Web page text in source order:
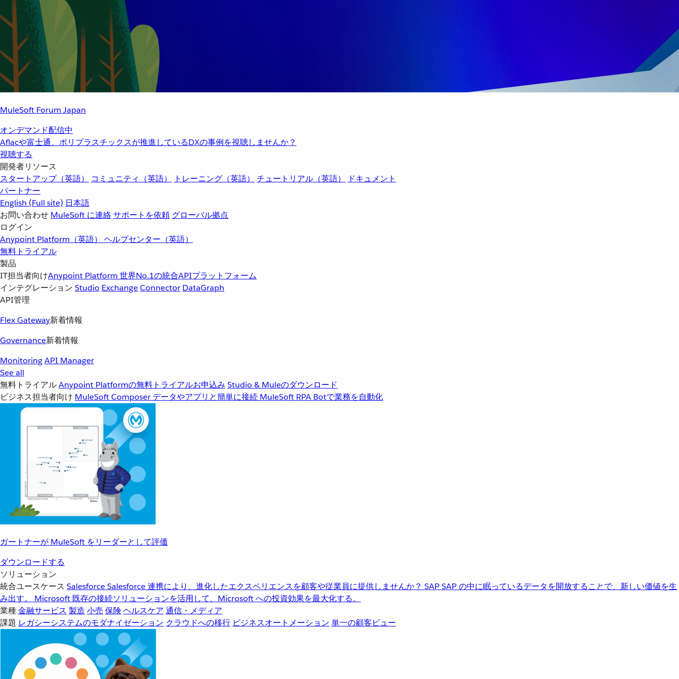
MuleSoft Forum Japan
オンデマンド配信中
Aflacや富士通、ポリプラスチックスが推進しているDXの事例を視聴しませんか？
視聴する
開発者リソース
スタートアップ（英語）
コミュニティ（英語） トレーニング（英語） チュートリアル（英語）
ドキュメント
パートナー
English (Full site) 日本語
お問い合わせ MuleSoft に連絡サポートを依頼 グローバル拠点
ログイン
Anypoint Platform（英語） ヘルプセンター（英語）
無料トライアル
製品
IT担当者向けAnypoint Platform 世界No.1の統合APIプラットフォーム
インテグレーション Studio ExchangeConnector DataGraph
API管理
Flex Gateway新着情報
Governance新着情報
MonitoringAPI Manager
See all
無料トライアルAnypoint Platformの無料トライアルお申込み Studio & Muleのダウンロード
ビジネス担当者向け MuleSoft Composer データやアプリと簡単に接続 MuleSoft RPA Botで業務を自動化
ガートナーが MuleSoft をリーダーとして評価
ダウンロードする
ソリューション
統合ユースケース SalesforceSalesforce 連携により、進化したエクスペリエンスを顧客や従業員に提供しませんか？ SAPSAP の中に眠っているデータを開放することで、新しい価値を生
み出す。
Microsoft 既存の接続ソリューションを活用して、Microsoft への投資効果を最大化する。
業種金融サービス 製造 小売 保険 ヘルスケア 通信・メディア
課題 レガシーシステムのモダナイゼーション クラウドへの移行 ビジネスオートメーション 単一の顧客ビュー